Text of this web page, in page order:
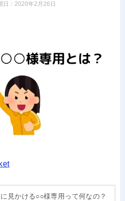
日： 2020年2月26日
見かける○○様専用って何なの？